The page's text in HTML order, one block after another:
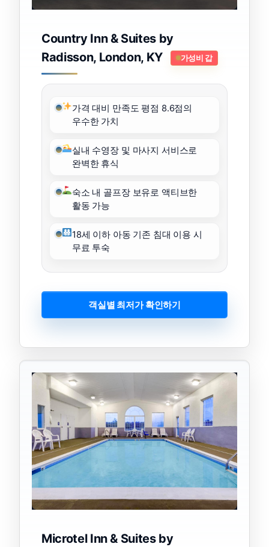
Country Inn & Suites by
Radisson, London, KY
가성비 갑
가격 대비 만족도 평점 8.6점의
우수한 가치
실내 수영장 및 마사지 서비스로
완벽한 휴식
숙소 내 골프장 보유로 액티브한
활동 가능
18세 이하 아동 기존 침대 이용 시
무료 투숙
객실별 최저가 확인하기
Microtel Inn & Suites by